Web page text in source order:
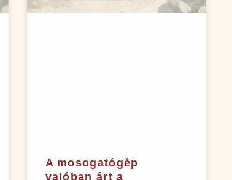
A mosogatógép
valóban árt a